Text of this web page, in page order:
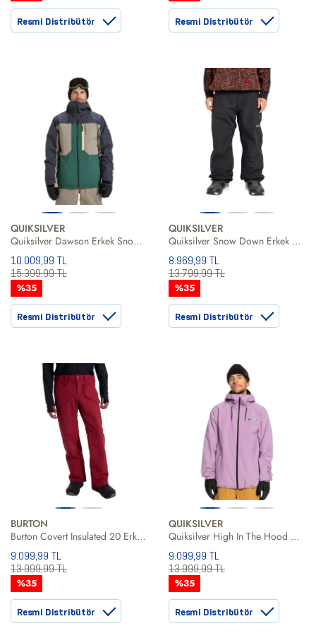
Resmi Distribütör Resmi Distribütör
QUIKSILVER
Quiksilver Dawson Erkek Snowboard Ceketi
10.009,99 TL
15.399,99 TL
%35
Resmi Distribütör
QUIKSILVER
Quiksilver Snow Down Erkek Snowboard Pantolonu
8.969,99 TL
13.799,99 TL
%35
Resmi Distribütör
BURTON
Burton Covert Insulated 20 Erkek Kırmızı Snowboard Pantolonu
9.099,99 TL
13.999,99 TL
%35
Resmi Distribütör
QUIKSILVER
Quiksilver High In The Hood Unisex Mor Snowboard Ceketi
9.099,99 TL
13.999,99 TL
%35
Resmi Distribütör